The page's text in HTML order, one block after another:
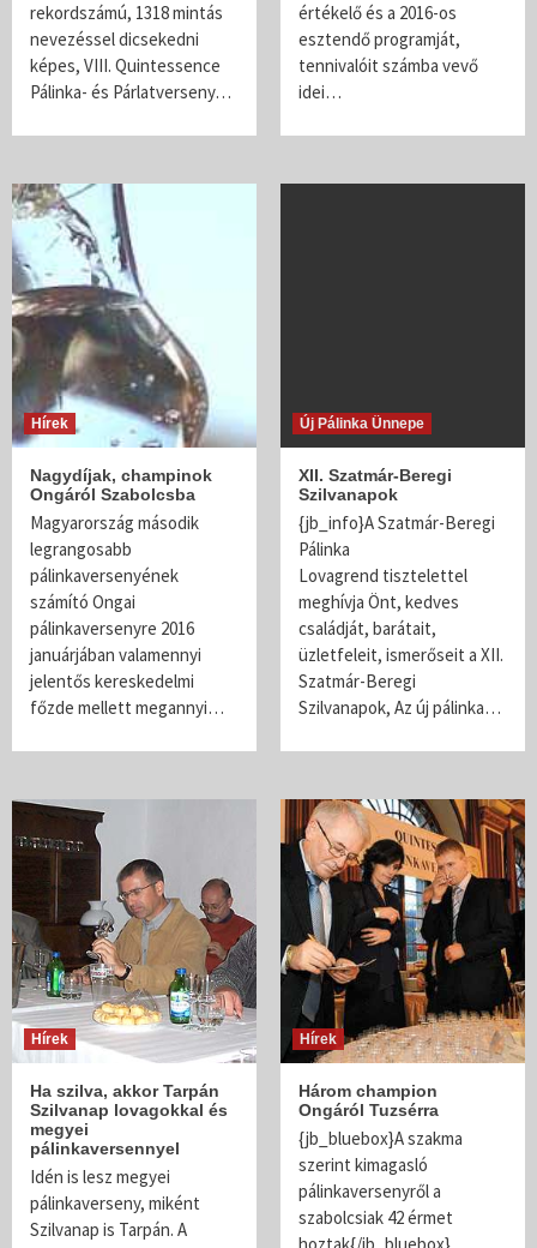
rekordszámú, 1318 mintás
nevezéssel dicsekedni
képes, VIII. Quintessence
Pálinka- és Párlatverseny…
értékelő és a 2016-os
esztendő programját,
tennivalóit számba vevő
idei…
Hírek
Nagydíjak, champinok
Ongáról Szabolcsba
Magyarország második
legrangosabb
pálinkaversenyének
számító Ongai
pálinkaversenyre 2016
januárjában valamennyi
jelentős kereskedelmi
főzde mellett megannyi…
Új Pálinka Ünnepe
XII. Szatmár-Beregi
Szilvanapok
{jb_info}A Szatmár-Beregi
Pálinka
Lovagrend tisztelettel
meghívja Önt, kedves
családját, barátait,
üzletfeleit, ismerőseit a XII.
Szatmár-Beregi
Szilvanapok, Az új pálinka…
Hírek
Ha szilva, akkor Tarpán
Szilvanap lovagokkal és
megyei
pálinkaversennyel
Idén is lesz megyei
pálinkaverseny, miként
Szilvanap is Tarpán. A
Hírek
Három champion
Ongáról Tuzsérra
{jb_bluebox}A szakma
szerint kimagasló
pálinkaversenyről a
szabolcsiak 42 érmet